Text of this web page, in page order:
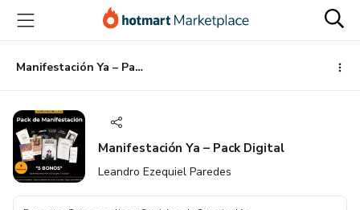
principal
página
de
página
Manifestación Ya – Pack Digital
Manifestación Ya – Pack Digital
Leandro Ezequiel Paredes